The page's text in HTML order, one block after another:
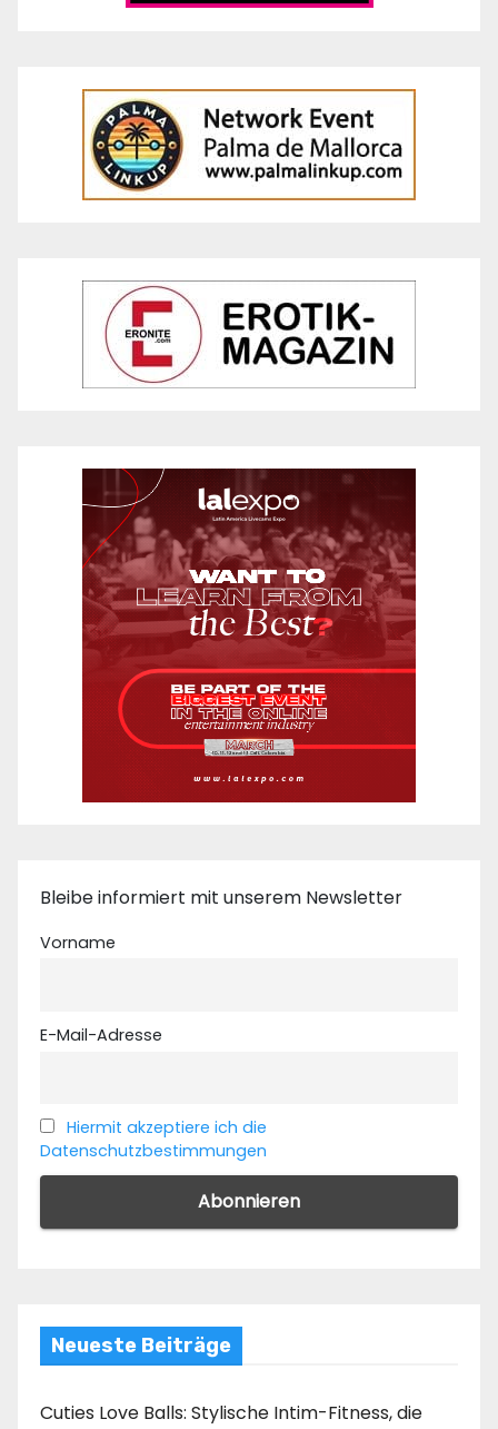
Bleibe informiert mit unserem Newsletter
Vorname
E-Mail-Adresse
Hiermit akzeptiere ich die
Datenschutzbestimmungen
Neueste Beiträge
Cuties Love Balls: Stylische Intim-Fitness, die